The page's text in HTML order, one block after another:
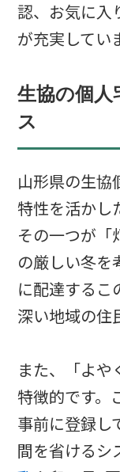
認、お気に入
が充実してい
生協の個人
ス
山形県の生協
特性を活かし
その一つが「
の厳しい冬を
に配達するこ
深い地域の住
また、「よや
特徴的です。
事前に登録し
間を省けるシ